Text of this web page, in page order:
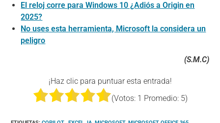
El reloj corre para Windows 10 ¿Adiós a Origin en
2025?
No uses esta herramienta, Microsoft la considera un
peligro
(S.M.C)
¡Haz clic para puntuar esta entrada!
(Votos: 1 Promedio: 5)